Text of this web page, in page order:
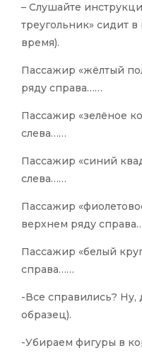
– Слушайте
треугольник» сидит
время).
Пассажир «жёлтый
ряду справа……
Пассажир «зелёное
слева……
Пассажир «синий
слева……
Пассажир
верхнем ряду
Пассажир «белый
справа……
-Все справились? Ну,
образец).
-Убираем фигуры в